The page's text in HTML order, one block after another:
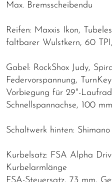
Max. Bremsscheibendu
Reifen: Maxxis Ikon,
faltbarer Wulstkern, 60
Gabel: RockShox Judy,
Federvorspannung,
Vorbiegung für 29"-
Schnellspannachse, 100
Schaltwerk hinten:
Kurbelsatz: FSA Alpha
Kurbelarmlänge